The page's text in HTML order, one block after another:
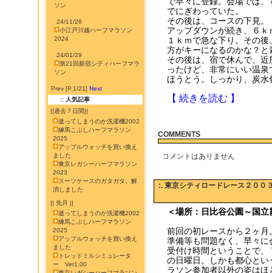
ソン
24/11/26
小江戸川越ハーフマラソン
2024
24/01/29
第21回新宿シティハーフマラ
ソン
Prev [P.1/21] Next
:: 人気記事
||過去７日間||
逝ってしまうのか洗濯機2002
練馬こぶしハーフマラソン
2025
アップルウォッチを買い換え
ました
東京レガシーハーフマラソン
2023
スーツケースのガタガタ、解
消しました
|| 先月 ||
逝ってしまうのか洗濯機2002
練馬こぶしハーフマラソン
2025
アップルウォッチを買い換え
ました
トレッドミルシミュレータ
ー Ver1.00
でにぎわっていた。
その後は、コースの下見
アップダウンが続き、６
１ｋｍで急な下り。その
方がキーになるのかな？
その後は、宿で休んで、
ったけど、非常にいい温
ほうとう。しっかり、炭
【 続きを読む 】
COMMENTS
コメントはありません
:. 東京シティロードレース２０
＜場所：日比谷公園～国
前回の初レースから２ヶ
準備等も問題なく、早々
受付け時間ということで
の日曜日。しかも都心と
ラソン参加者以外の姿は